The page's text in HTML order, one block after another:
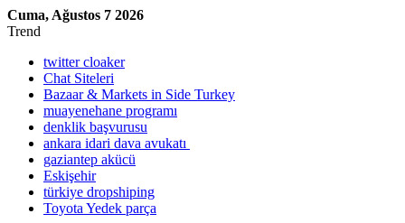
Cuma, Ağustos 7 2026
Trend
twitter cloaker
Chat Siteleri
Bazaar & Markets in Side Turkey
muayenehane programı
denklik başvurusu
ankara idari dava avukatı
gaziantep akücü
Eskişehir
türkiye dropshiping
Toyota Yedek parça